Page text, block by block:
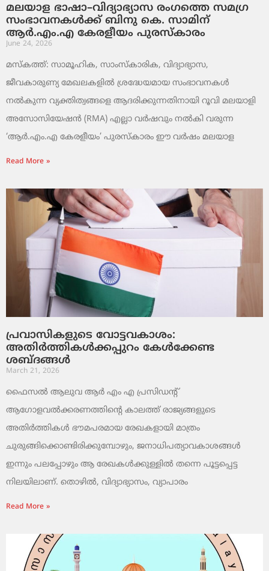
മലയാള ഭാഷാ–വിദ്യാഭ്യാസ രംഗത്തെ സമഗ്ര
സംഭാവനകൾക്ക് ബിനു കെ. സാമിന്
ആർ.എം.എ കേരളീയം പുരസ്‌കാരം
June 24, 2026
മസ്കത്ത്: സാമൂഹിക, സാംസ്‌കാരിക, വിദ്യാഭ്യാസ,
ജീവകാരുണ്യ മേഖലകളിൽ ശ്രദ്ധേയമായ സംഭാവനകൾ
നൽകുന്ന വ്യക്തിത്വങ്ങളെ ആദരിക്കുന്നതിനായി റൂവി മലയാളി
അസോസിയേഷൻ (RMA) എല്ലാ വർഷവും നൽകി വരുന്ന
‘ആർ.എം.എ കേരളീയം’ പുരസ്‌കാരം ഈ വർഷം മലയാള
Read More »
പ്രവാസികളുടെ വോട്ടവകാശം:
അതിർത്തികൾക്കപ്പുറം കേൾക്കേണ്ട
ശബ്ദങ്ങൾ
March 21, 2026
ഫൈസൽ ആലുവ ആർ എം എ പ്രസിഡന്റ്
ആഗോളവൽക്കരണത്തിന്റെ കാലത്ത് രാജ്യങ്ങളുടെ
അതിർത്തികൾ ഭൗമപരമായ രേഖകളായി മാത്രം
ചുരുങ്ങിക്കൊണ്ടിരിക്കുമ്പോഴും, ജനാധിപത്യാവകാശങ്ങൾ
ഇന്നും പലപ്പോഴും ആ രേഖകൾക്കുള്ളിൽ തന്നെ പൂട്ടപ്പെട്ട
നിലയിലാണ്. തൊഴിൽ, വിദ്യാഭ്യാസം, വ്യാപാരം
Read More »